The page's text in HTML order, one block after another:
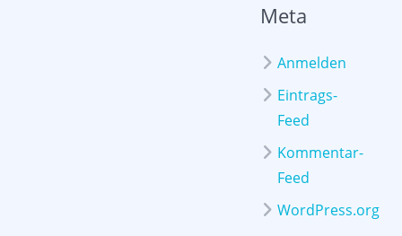
Meta
Anmelden
Eintrags-
Feed
Kommentar-
Feed
WordPress.org